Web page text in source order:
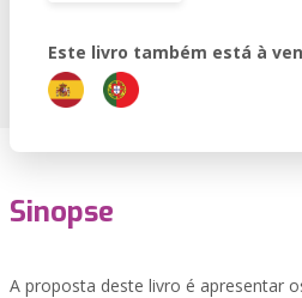
Este livro também está à
Sinopse
A proposta deste livro é apresentar